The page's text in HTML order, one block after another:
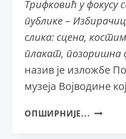
Трифковић у фокусу
публике –
слика: сцена,
плакат, позоришна
назив је изложбе
музеја Војводине
ОПШИРНИЈЕ...